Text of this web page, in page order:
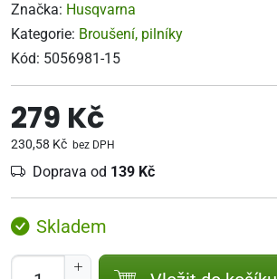
Značka: Husqvarna
Kategorie: Broušení, pilníky
Kód: 5056981-15
279 Kč
230,58 Kč bez DPH
Doprava od 139 Kč
Skladem